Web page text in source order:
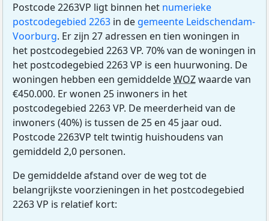
Postcode 2263VP ligt binnen het numerieke
postcodegebied 2263 in de gemeente Leidschendam-
Voorburg. Er zijn 27 adressen en tien woningen in
het postcodegebied 2263 VP. 70% van de woningen in
het postcodegebied 2263 VP is een huurwoning. De
woningen hebben een gemiddeldeWOZwaarde van
€450.000. Er wonen 25 inwoners in het
postcodegebied 2263 VP. De meerderheid van de
inwoners (40%) is tussen de 25 en 45 jaar oud.
Postcode 2263VP telt twintig huishoudens van
gemiddeld 2,0 personen.
De gemiddelde afstand over de weg tot de
belangrijkste voorzieningen in het postcodegebied
2263 VP is relatief kort: